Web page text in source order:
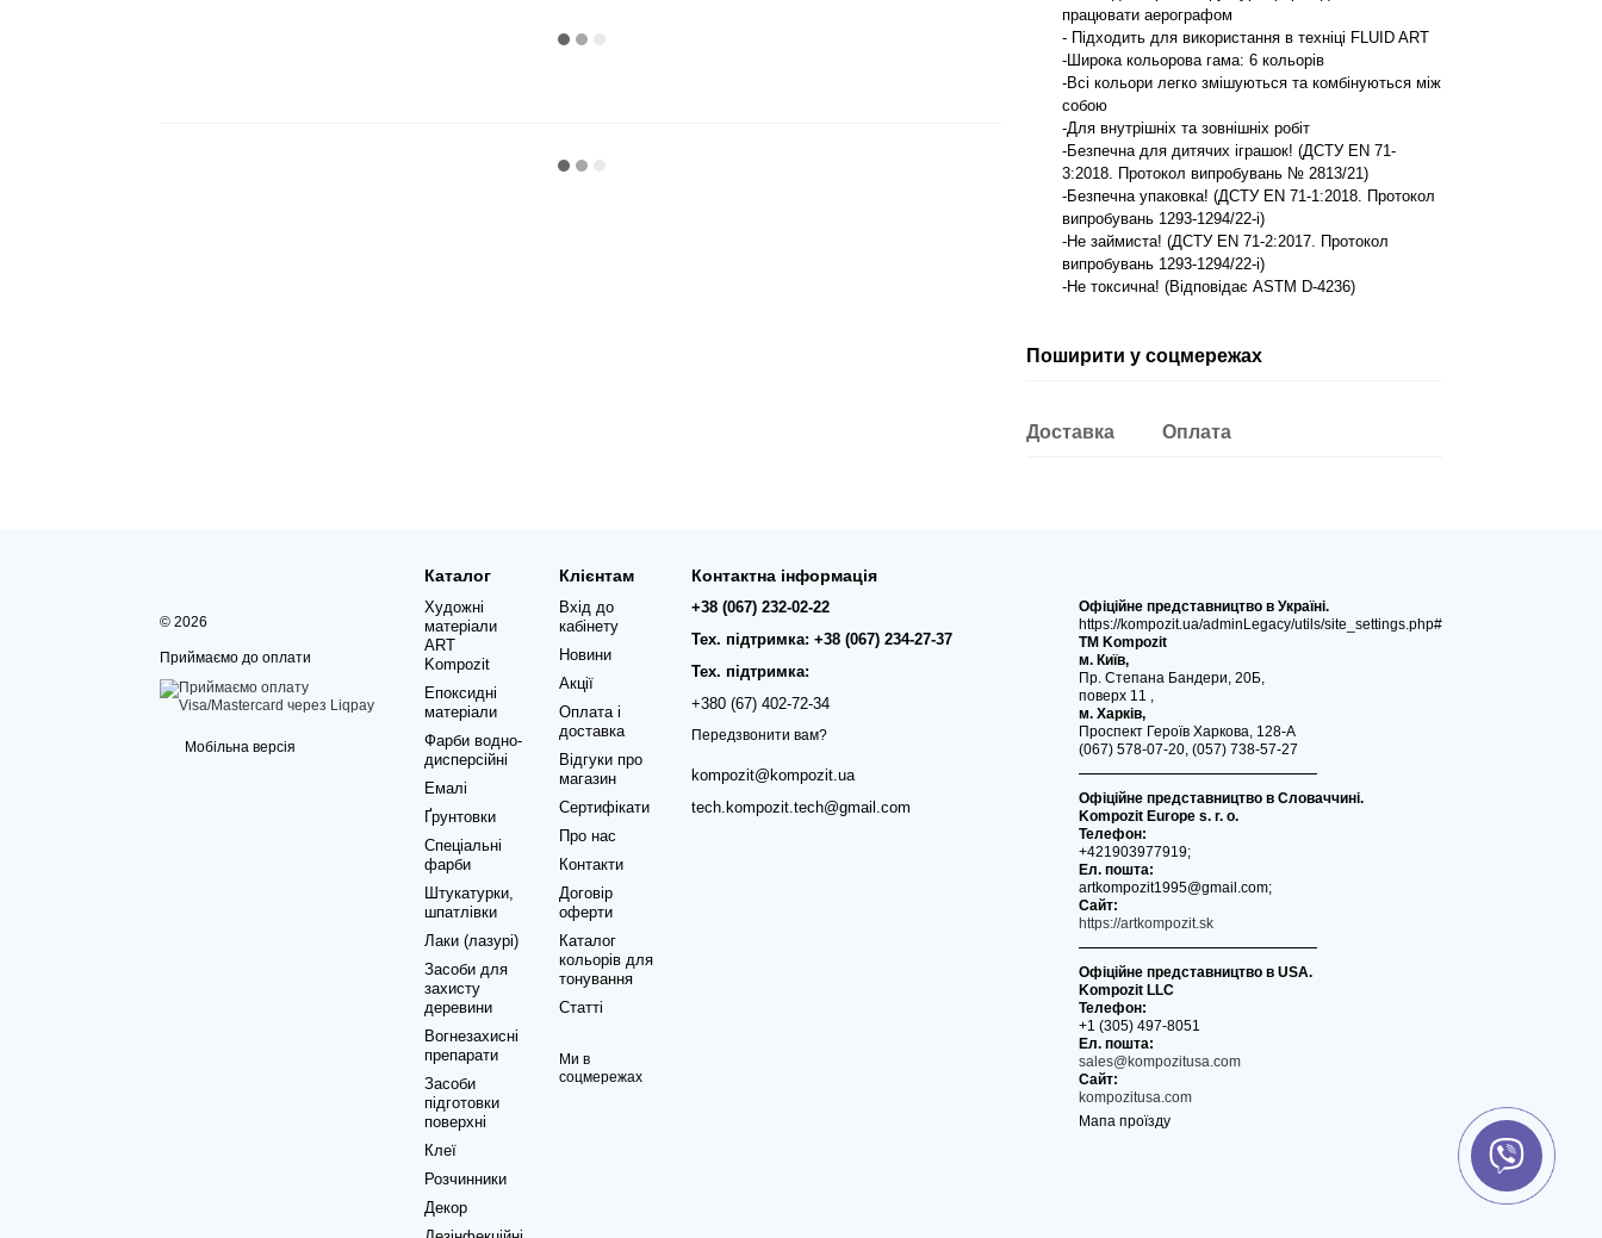
працювати аерографом
- Підходить для використання в техніці FLUID ART
-Широка кольорова гама: 6 кольорів
-Всі кольори легко змішуються та комбінуються між
собою
-Для внутрішніх та зовнішніх робіт
-Безпечна для дитячих іграшок! (ДСТУ EN 71-
3:2018. Протокол випробувань № 2813/21)
-Безпечна упаковка! (ДСТУ EN 71-1:2018. Протокол
випробувань 1293-1294/22-i)
-Не займиста! (ДСТУ EN 71-2:2017. Протокол
випробувань 1293-1294/22-i)
-Не токсична! (Відповідає ASTM D-4236)
Поширити у соцмережах
Доставка Оплата
© 2026
Приймаємо до оплати
Мобільна версія
Каталог
Художні
матеріали
ART
Kompozit
Епоксидні
матеріали
Фарби водно-
дисперсійні
Емалі
Ґрунтовки
Спеціальні
фарби
Штукатурки,
шпатлівки
Лаки (лазурі)
Засоби для
захисту
деревини
Вогнезахисні
препарати
Засоби
підготовки
поверхні
Клеї
Розчинники
Декор
Клієнтам
Вхід до
кабінету
Новини
Акції
Оплата і
доставка
Відгуки про
магазин
Сертифікати
Про нас
Контакти
Договір
оферти
Каталог
кольорів для
тонування
Статті
Ми в
соцмережах
Контактна інформація
+38 (067) 232-02-22
Тех. підтримка: +38 (067) 234-27-37
Тех. підтримка:
+380 (67) 402-72-34
Передзвонити вам?
kompozit@kompozit.ua
tech.kompozit.tech@gmail.com
Офіційне представництво в Україні.
https://kompozit.ua/adminLegacy/utils/site_settings.php#
ТМ Kompozit
м. Київ,
Пр. Степана Бандери, 20Б,
поверх 11 ,
м. Харків,
Проспект Героїв Харкова, 128-А
(067) 578-07-20, (057) 738-57-27
Офіційне представництво в Словаччині.
Kompozit Europe s. r. o.
Телефон:
+421903977919;
Ел. пошта:
artkompozit1995@gmail.com;
Сайт:
https://artkompozit.sk
Офіційне представництво в USA.
Kompozit LLC
Телефон:
+1 (305) 497-8051
Ел. пошта:
sales@kompozitusa.com
Сайт:
kompozitusa.com
Мапа проїзду